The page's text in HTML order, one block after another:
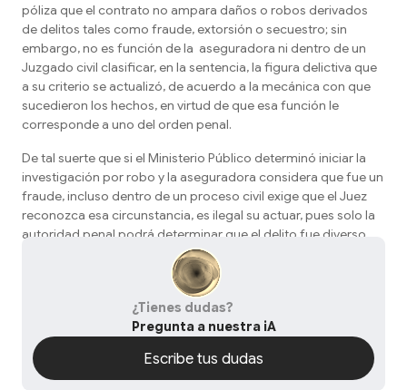
póliza que el contrato no ampara daños o robos derivados
de delitos tales como fraude, extorsión o secuestro; sin
embargo, no es función de la aseguradora ni dentro de un
Juzgado civil clasificar, en la sentencia, la figura delictiva que
a su criterio se actualizó, de acuerdo a la mecánica con que
sucedieron los hechos, en virtud de que esa función le
corresponde a uno del orden penal.
De tal suerte que si el Ministerio Público determinó iniciar la
investigación por robo y la aseguradora considera que fue un
fraude, incluso dentro de un proceso civil exige que el Juez
reconozca esa circunstancia, es ilegal su actuar, pues solo la
autoridad penal podrá determinar que el delito fue diverso.
¿Tienes dudas?
Pregunta a nuestra iA
Escribe tus dudas